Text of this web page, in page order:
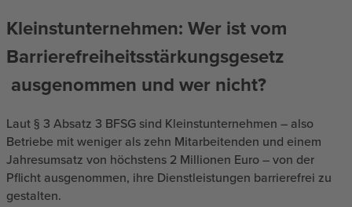
Kleinstunternehmen: Wer ist vom
Barrierefreiheitsstärkungsgesetz
ausgenommen und wer nicht?
Laut § 3 Absatz 3 BFSG sind Kleinstunternehmen – also
Betriebe mit weniger als zehn Mitarbeitenden und einem
Jahresumsatz von höchstens 2 Millionen Euro – von der
Pflicht ausgenommen, ihre Dienstleistungen barrierefrei zu
gestalten.